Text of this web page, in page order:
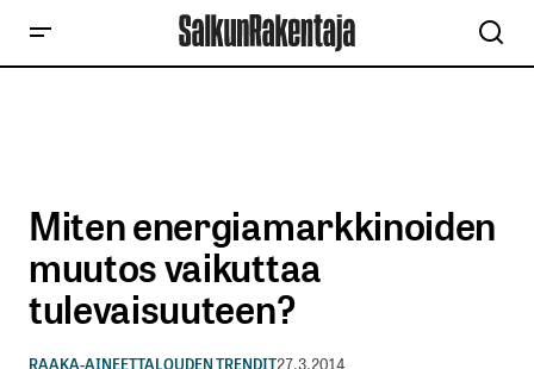
Miten energiamarkkinoiden
muutos vaikuttaa
tulevaisuuteen?
RAAKA-AINEETTALOUDEN TRENDIT27.3.2014